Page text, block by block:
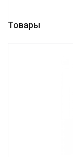
Товары